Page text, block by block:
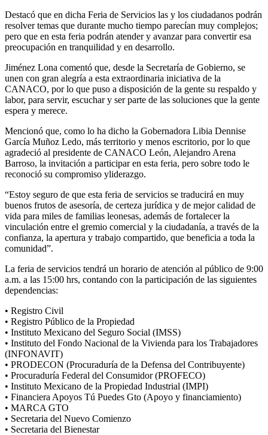
Destacó que en dicha Feria de Servicios las y los ciudadanos podrán
resolver temas que durante mucho tiempo parecían muy complejos;
pero que en esta feria podrán atender y avanzar para convertir esa
preocupación en tranquilidad y en desarrollo.
Jiménez Lona comentó que, desde la Secretaría de Gobierno, se
unen con gran alegría a esta extraordinaria iniciativa de la
CANACO, por lo que puso a disposición de la gente su respaldo y
labor, para servir, escuchar y ser parte de las soluciones que la gente
espera y merece.
Mencionó que, como lo ha dicho la Gobernadora Libia Dennise
García Muñoz Ledo, más territorio y menos escritorio, por lo que
agradeció al presidente de CANACO León, Alejandro Arena
Barroso, la invitación a participar en esta feria, pero sobre todo le
reconoció su compromiso yliderazgo.
“Estoy seguro de que esta feria de servicios se traducirá en muy
buenos frutos de asesoría, de certeza jurídica y de mejor calidad de
vida para miles de familias leonesas, además de fortalecer la
vinculación entre el gremio comercial y la ciudadanía, a través de la
confianza, la apertura y trabajo compartido, que beneficia a toda la
comunidad”.
La feria de servicios tendrá un horario de atención al público de 9:00
a.m. a las 15:00 hrs, contando con la participación de las siguientes
dependencias:
• Registro Civil
• Registro Público de la Propiedad
• Instituto Mexicano del Seguro Social (IMSS)
• Instituto del Fondo Nacional de la Vivienda para los Trabajadores
(INFONAVIT)
• PRODECON (Procuraduría de la Defensa del Contribuyente)
• Procuraduría Federal del Consumidor (PROFECO)
• Instituto Mexicano de la Propiedad Industrial (IMPI)
• Financiera Apoyos Tú Puedes Gto (Apoyo y financiamiento)
• MARCA GTO
• Secretaria del Nuevo Comienzo
• Secretaria del Bienestar